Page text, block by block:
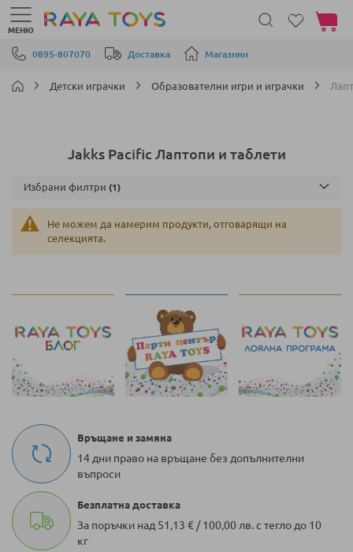
Прескачане към съдържанието
0895-807070 Доставка Магазини
МЕНЮ
Моята
Детски играчки Образователни игри и играчки
Jakks Pacific Лаптопи и таблети
Не можем да намерим продукти, отговарящи на
селекцията.
Избрани филтри
Връщане и замяна
14 дни право на връщане без допълнителни
въпроси
Безплатна доставка
За поръчки над 51,13 € / 100,00 лв. с тегло до 10
кг